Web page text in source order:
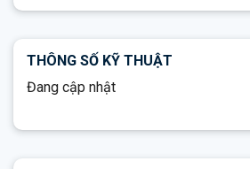
THÔNG SỐ KỸ THUẬT
Đang cập nhật